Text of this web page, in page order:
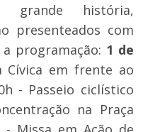
grande história,
presenteados com
programação: 1 de
Cívica em frente ao
- Passeio ciclístico
na Praça